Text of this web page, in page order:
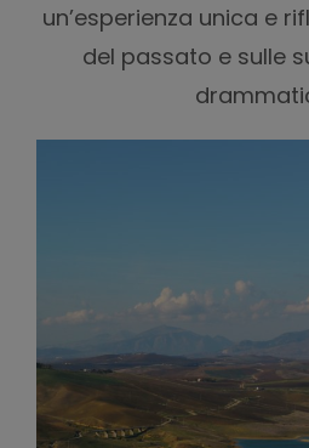
un’esperienza unica e
del passato e sulle